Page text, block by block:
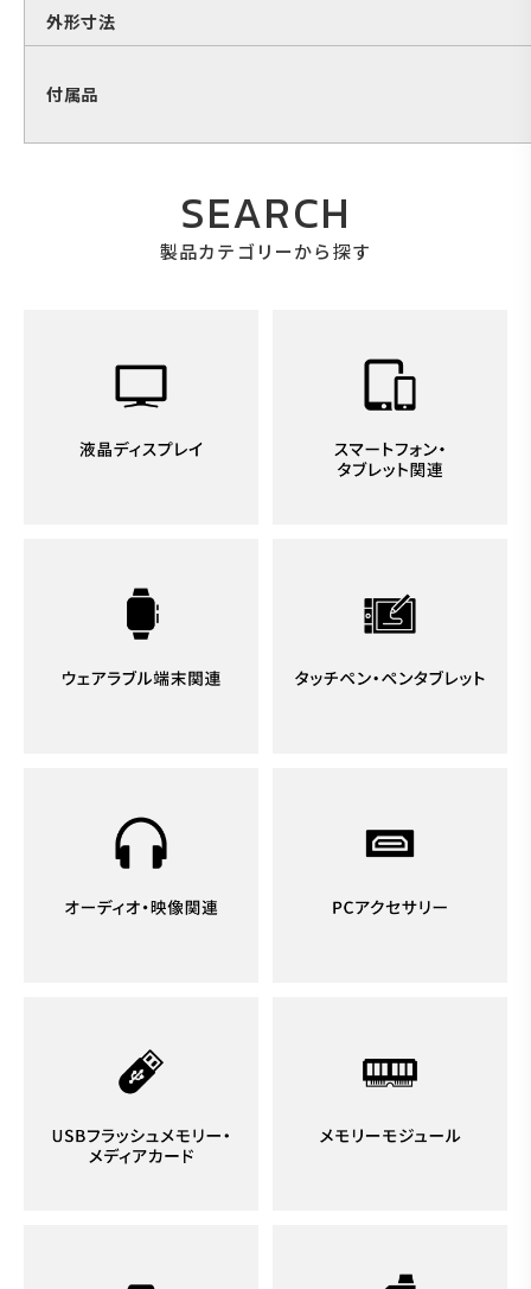
外形寸法
付属品
SEARCH
製品カテゴリーから探す